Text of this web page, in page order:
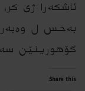
ئاشكەرا ژی
بەحس ل
گۆهورینێن
Share this: